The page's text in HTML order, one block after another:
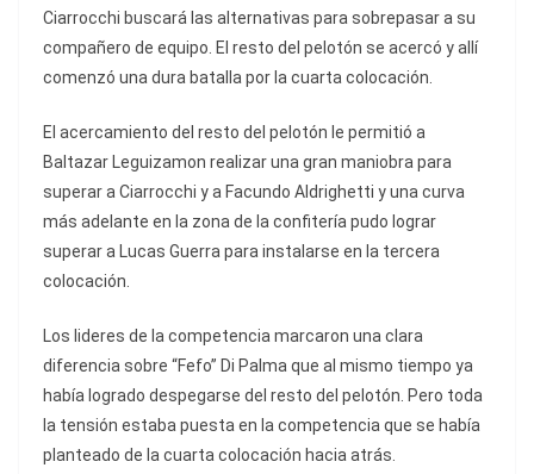
Ciarrocchi buscará las alternativas para sobrepasar a su
compañero de equipo. El resto del pelotón se acercó y allí
comenzó una dura batalla por la cuarta colocación.
El acercamiento del resto del pelotón le permitió a
Baltazar Leguizamon realizar una gran maniobra para
superar a Ciarrocchi y a Facundo Aldrighetti y una curva
más adelante en la zona de la confitería pudo lograr
superar a Lucas Guerra para instalarse en la tercera
colocación.
Los lideres de la competencia marcaron una clara
diferencia sobre “Fefo” Di Palma que al mismo tiempo ya
había logrado despegarse del resto del pelotón. Pero toda
la tensión estaba puesta en la competencia que se había
planteado de la cuarta colocación hacia atrás.